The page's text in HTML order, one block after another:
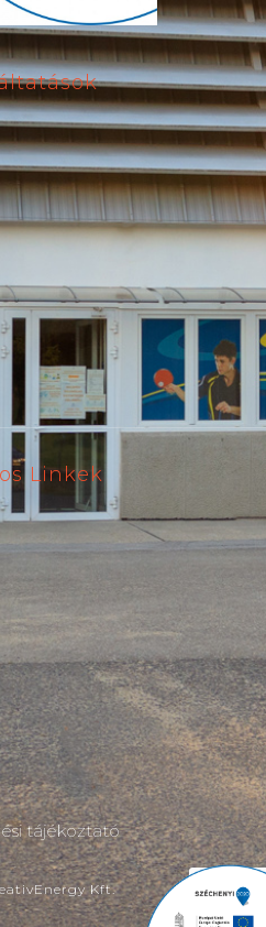
Linkek
tájékoztató
Kft.